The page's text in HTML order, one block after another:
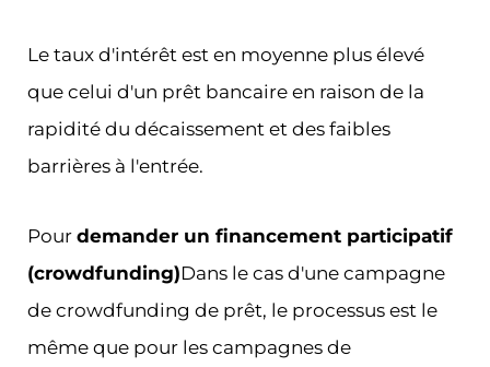
Le taux d'intérêt est en moyenne plus élevé
que celui d'un prêt bancaire en raison de la
rapidité du décaissement et des faibles
barrières à l'entrée.
Pour demander un financement participatif
(crowdfunding)Dans le cas d'une campagne
de crowdfunding de prêt, le processus est le
même que pour les campagnes de